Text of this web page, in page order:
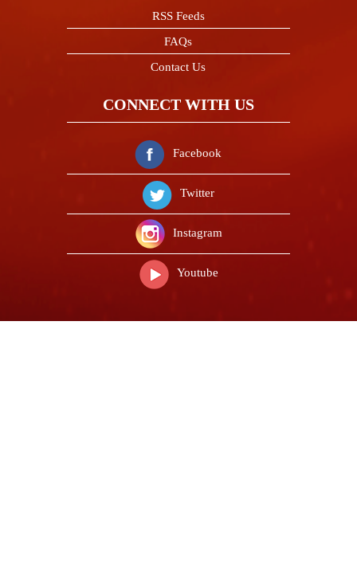
RSS Feeds
FAQs
Contact Us
CONNECT WITH US
Facebook
Twitter
Instagram
Youtube